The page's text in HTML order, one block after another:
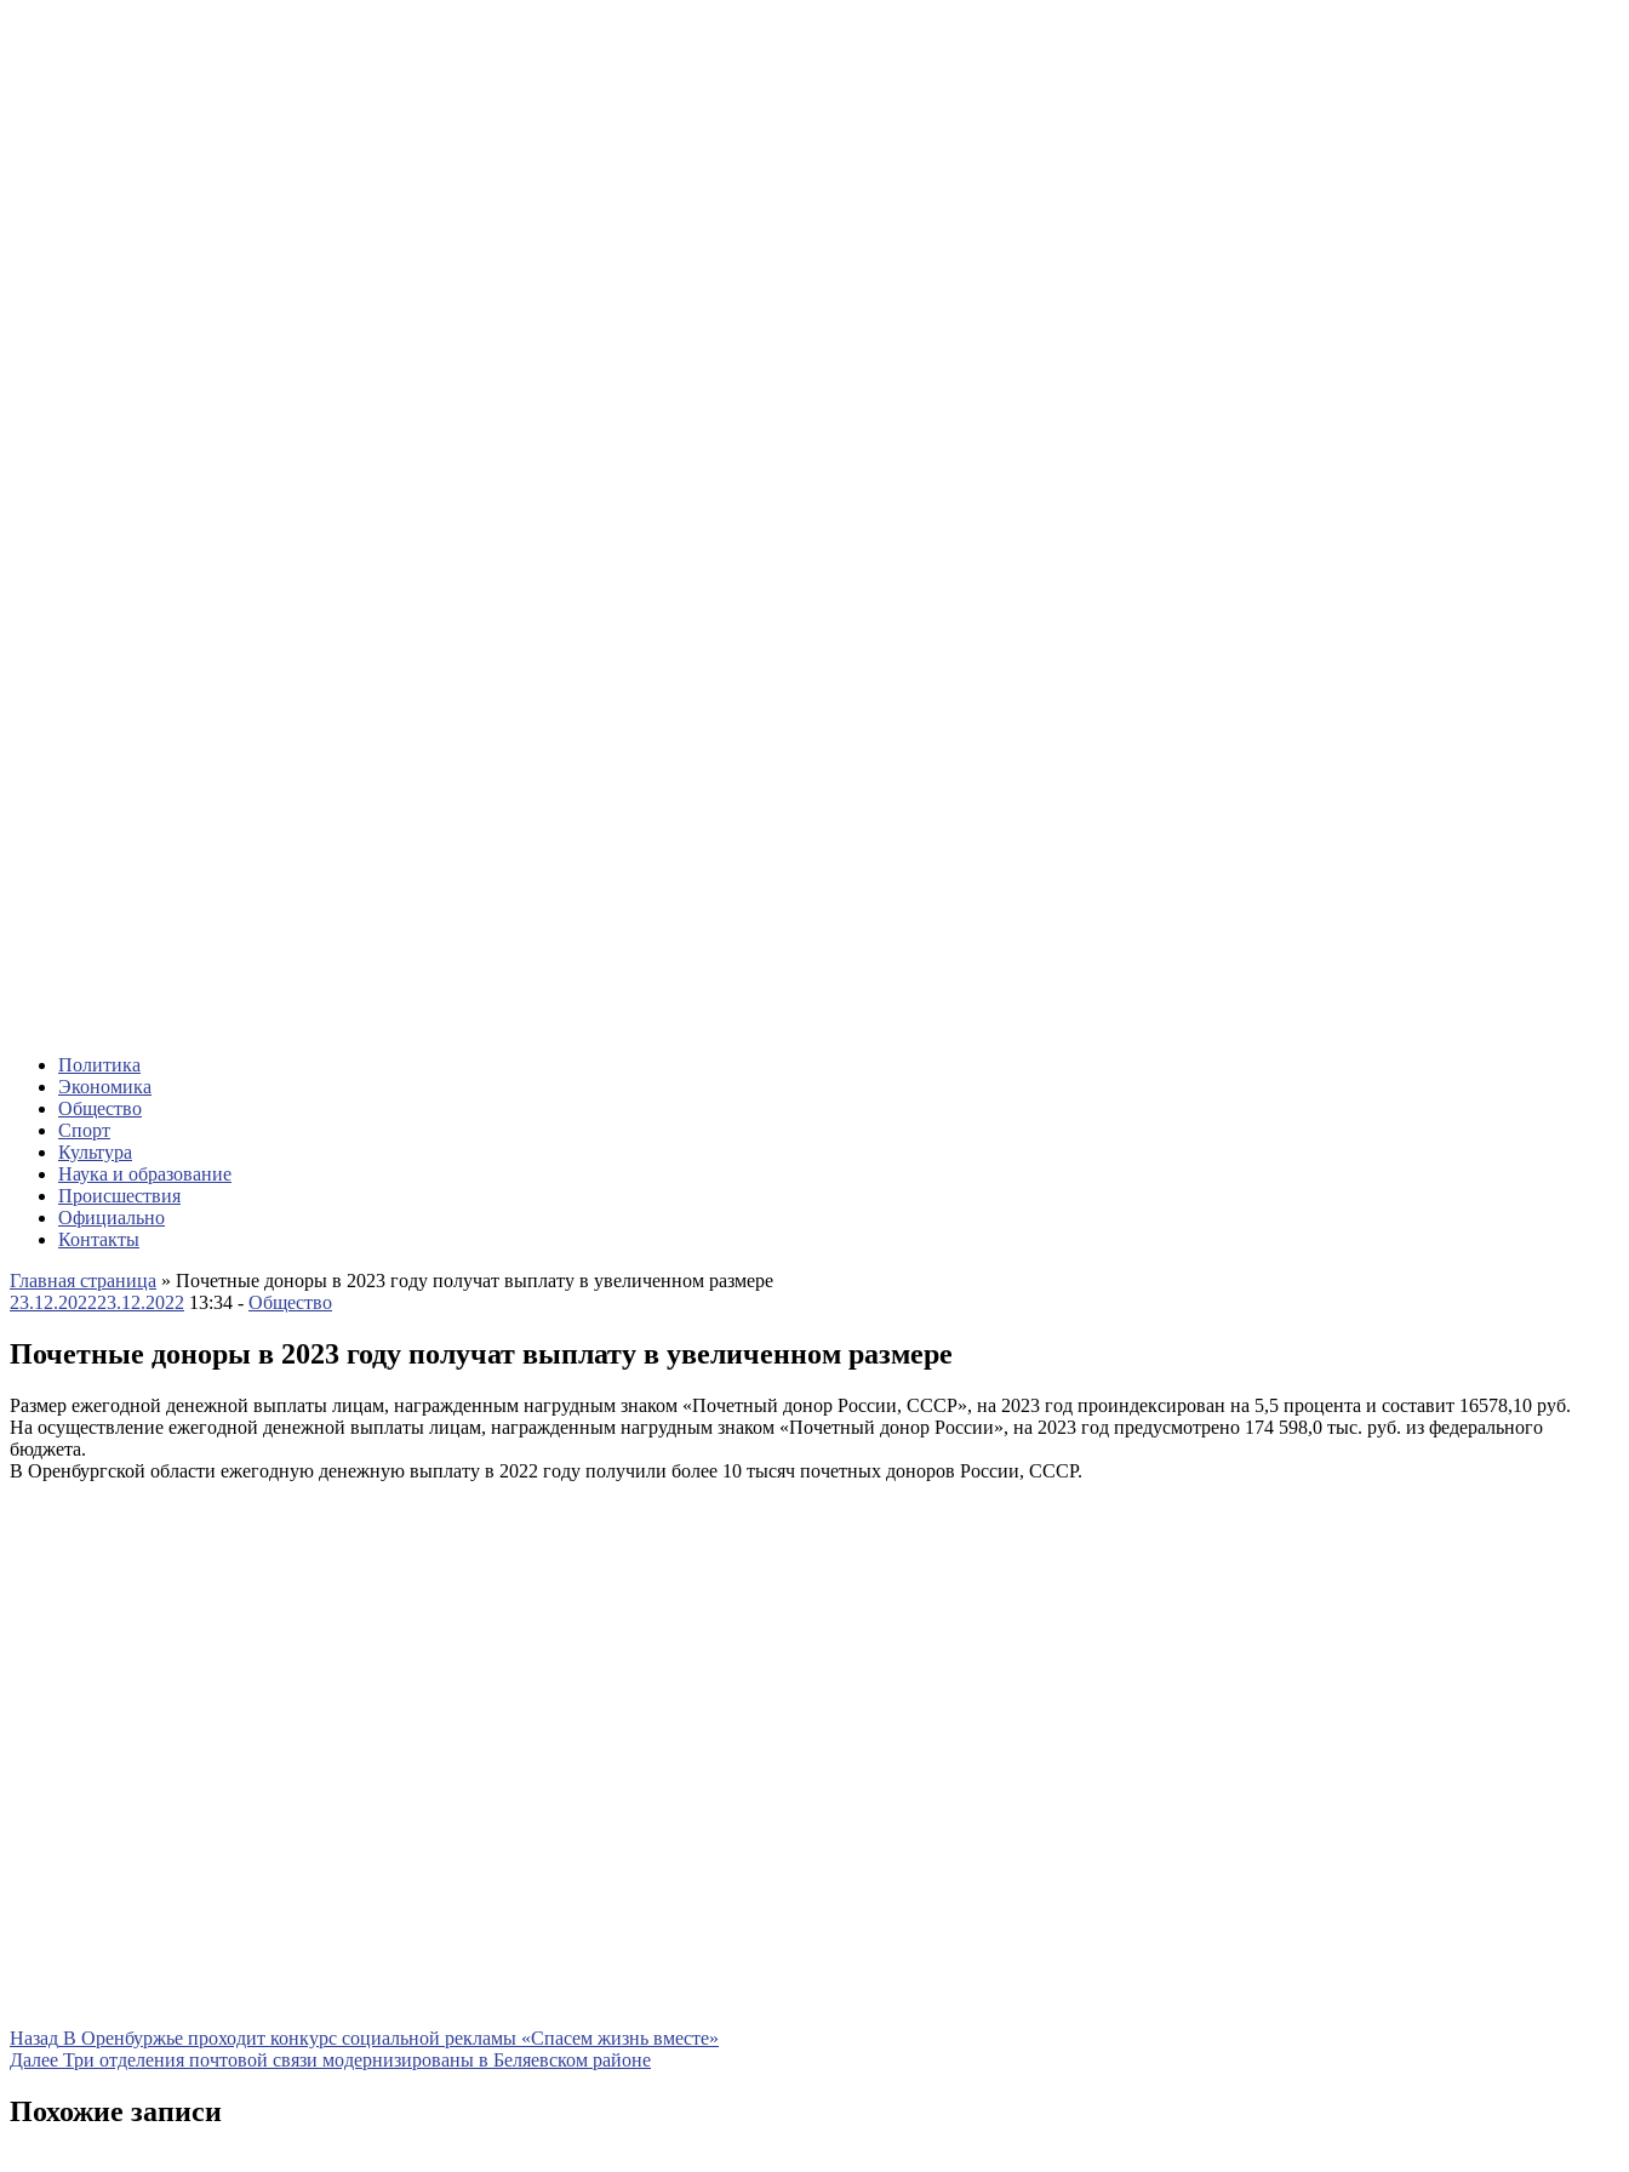
Политика
Экономика
Общество
Спорт
Культура
Наука и образование
Происшествия
Официально
Контакты
Главная страница » Почетные доноры в 2023 году получат выплату в увеличенном размере
23.12.202223.12.2022 13:34 - Общество
Почетные доноры в 2023 году получат выплату в увеличенном размере
Размер ежегодной денежной выплаты лицам, награжденным нагрудным знаком «Почетный донор России, СССР», на 2023 год проиндексирован на 5,5 процента и составит 16578,10 руб.
На осуществление ежегодной денежной выплаты лицам, награжденным нагрудным знаком «Почетный донор России», на 2023 год предусмотрено 174 598,0 тыс. руб. из федерального
бюджета.
В Оренбургской области ежегодную денежную выплату в 2022 году получили более 10 тысяч почетных доноров России, СССР.
Навигация
по
записям
Назад Предыдущая
запись
В Оренбуржье проходит конкурс социальной рекламы «Спасем жизнь вместе»
Далее Следующая
Три отделения почтовой связи модернизированы в Беляевском районе
Похожие записи